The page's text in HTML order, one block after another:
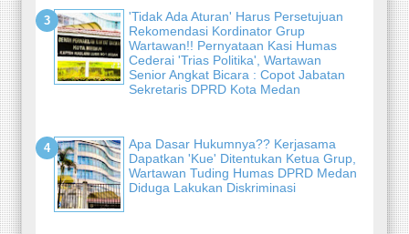
'Tidak Ada Aturan' Harus Persetujuan
Rekomendasi Kordinator Grup
Wartawan!! Pernyataan Kasi Humas
Cederai 'Trias Politika', Wartawan
Senior Angkat Bicara : Copot Jabatan
Sekretaris DPRD Kota Medan
Apa Dasar Hukumnya?? Kerjasama
Dapatkan 'Kue' Ditentukan Ketua Grup,
Wartawan Tuding Humas DPRD Medan
Diduga Lakukan Diskriminasi